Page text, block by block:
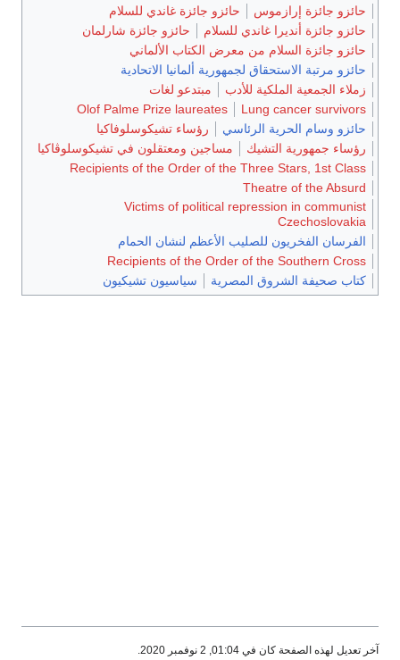
حائزو جائزة إرازموس
حائزو جائزة غاندي للسلام
حائزو جائزة أنديرا غاندي للسلام
حائزو جائزة شارلمان
حائزو جائزة السلام من معرض الكتاب الألماني
حائزو مرتبة الاستحقاق لجمهورية ألمانيا الاتحادية
زملاء الجمعية الملكية للأدب
مبتدعو لغات
Lung cancer survivors
Olof Palme Prize laureates
حائزو وسام الحرية الرئاسي
رؤساء تشيكوسلوفاكيا
رؤساء جمهورية التشيك
مساجين ومعتقلون في تشيكوسلوڤاكيا
Recipients of the Order of the Three Stars, 1st Class
Theatre of the Absurd
Victims of political repression in communist
Czechoslovakia
الفرسان الفخريون للصليب الأعظم لنشان الحمام
Recipients of the Order of the Southern Cross
كتاب صحيفة الشروق المصرية
سياسيون تشيكيون
آخر تعديل لهذه الصفحة كان في 01:04, 2 نوفمبر 2020.